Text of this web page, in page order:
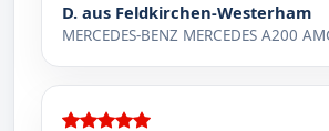
D. aus Feldkirchen-Westerham
MERCEDES-BENZ MERCEDES A200